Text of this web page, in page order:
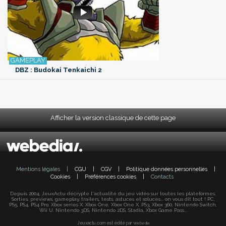
DBZ : Budokai Tenkaichi 2
Afficher la version classique de cette page
Mentions légales CGU CGV Politique données personnelles
Cookies
Préférences cookies Contacts
Depuis 2004, JeuxActu décrypte l'actualité du jeu vidéo sur toutes les plateformes.
Sorties, previews, gameplay, trailers, tests, astuces et soluces... on vous dit tout ! PC,
PS5, PS4, PS4 Pro, Xbox series X, Xbox One, Xbox One X, PS3, Xbox 360, Nintendo Switch,
Wii U, Nintendo 3DS, Nintendo 2DS, Stadia, Xbox Game Pass...
Jeuxactu.com est édité par Webedia